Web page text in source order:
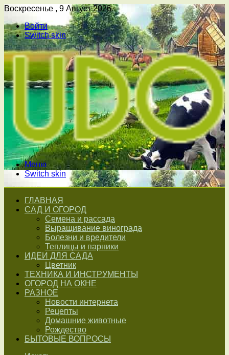
Воскресенье , 9 Август 2026
Войти
Switch skin
Меню
Switch skin
ГЛАВНАЯ
САД И ОГОРОД
Семена и рассада
Выращивание винограда
Болезни и вредители
Теплицы и парники
ИДЕИ ДЛЯ САДА
Цветник
ТЕХНИКА И ИНСТРУМЕНТЫ
ОГОРОД НА ОКНЕ
РАЗНОЕ
Новости интернета
Рецепты
Домашние животные
Рождество
БЫТОВЫЕ ВОПРОСЫ